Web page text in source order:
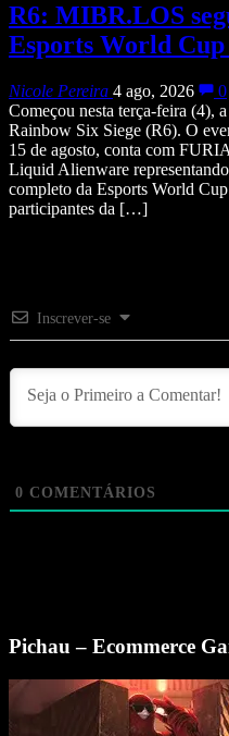
R6: MIBR.LOS
Esports World Cup
Nicole Pereira 4 ago, 2026
0
Começou nesta terça-feira (4),
Rainbow Six Siege (R6). O
15 de agosto, conta com
Liquid Alienware
completo da Esports World
participantes da […]
Inscrever-se
0 COMENTÁRIOS
Pichau – Ecommerce